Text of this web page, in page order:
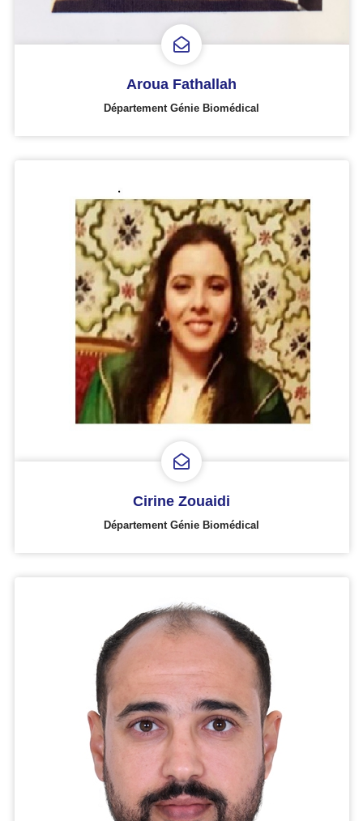
Aroua Fathallah
Département Génie Biomédical
Cirine Zouaidi
Département Génie Biomédical